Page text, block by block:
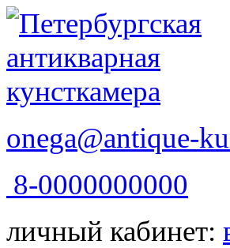
onega@antique-
8-0000000000
личный кабинет: